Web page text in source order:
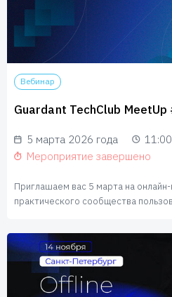
Вебинар
Guardant TechClub MeetUp
5 марта 2026 года
Мероприятие завершено
Приглашаем вас 5 марта на
практического сообщества